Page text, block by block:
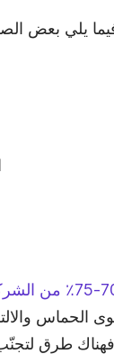
الناشئة تفشل
الحماس
فهناك طرق